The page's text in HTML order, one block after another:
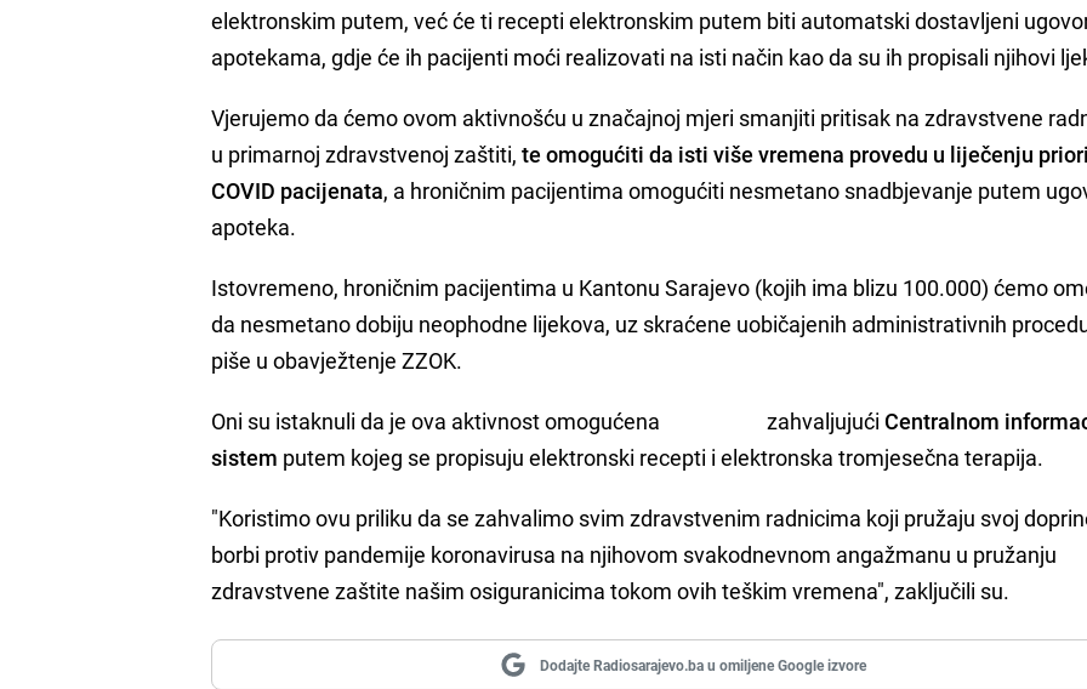
elektronskim putem, već će ti recepti elektronskim putem biti automatski dostavljeni
apotekama, gdje će ih pacijenti moći realizovati na isti način kao da su ih propisali njihovi
Vjerujemo da ćemo ovom aktivnošću u značajnoj mjeri smanjiti pritisak na zdravstvene
u primarnoj zdravstvenoj zaštiti,te omogućiti da isti više vremena provedu u liječenju
COVID pacijenata, a hroničnim pacijentima omogućiti nesmetano snadbjevanje putem
apoteka.
Istovremeno, hroničnim pacijentima u Kantonu Sarajevo (kojih ima blizu 100.000) ćemo
da nesmetano dobiju neophodne lijekova, uz skraćene uobičajenih administrativnih
piše u obavježtenje ZZOK.
Oni su istaknuli da je ova aktivnost omogućena zahvaljujućiCentralnom
sistem putem kojeg se propisuju elektronski recepti i elektronska tromjesečna terapija.
"Koristimo ovu priliku da se zahvalimo svim zdravstvenim radnicima koji pružaju svoj
borbi protiv pandemije koronavirusa na njihovom svakodnevnom angažmanu u pružanju
zdravstvene zaštite našim osiguranicima tokom ovih teškim vremena", zaključili su.
Dodajte Radiosarajevo.ba u omiljene Google izvore